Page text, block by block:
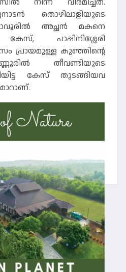
നിന്ന് വിരമിച്ചത്.
തൊഴിലാളിയുടെ
അച്ഛൻ മകനെ
പാപ്പിനിശ്ശേരി
പ്രായമുള്ള കുഞ്ഞിന്റെ
തീവണ്ടിയുടെ
കേസ് തുടങ്ങിയവ